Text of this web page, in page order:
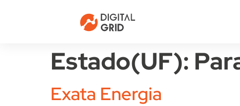
Estado(UF):
Exata Energia